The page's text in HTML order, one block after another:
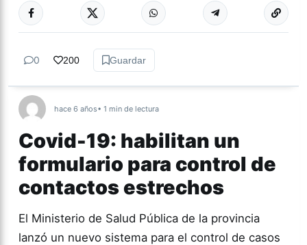
0 200 Guardar
hace 6 años• 1 min de lectura
Covid-19: habilitan un
formulario para control de
contactos estrechos
El Ministerio de Salud Pública de la provincia
lanzó un nuevo sistema para el control de casos